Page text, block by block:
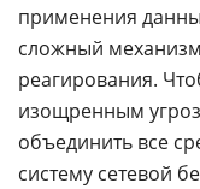
применения
сложный
реагирования.
изощренным
объединить все
систему сетевой